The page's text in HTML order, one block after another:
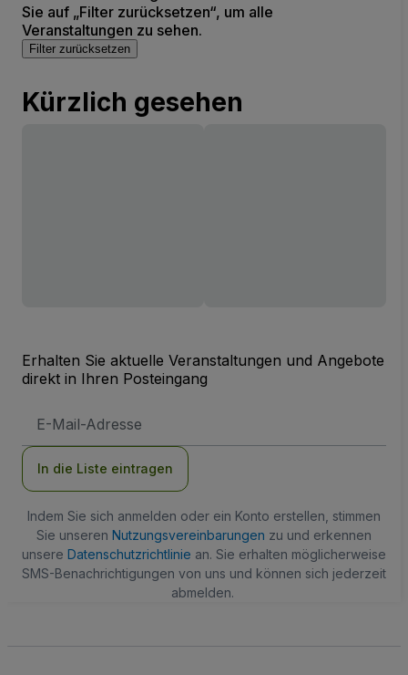
Sie auf „Filter zurücksetzen“, um alle
Veranstaltungen zu sehen.
Filter zurücksetzen
Kürzlich gesehen
Erhalten Sie aktuelle Veranstaltungen und Angebote
direkt in Ihren Posteingang
Mail-
In die Liste eintragen
Indem Sie sich anmelden oder ein Konto erstellen, stimmen
Sie unseren Nutzungsvereinbarungen zu und erkennen
unsere Datenschutzrichtlinie an. Sie erhalten möglicherweise
SMS-Benachrichtigungen von uns und können sich jederzeit
abmelden.